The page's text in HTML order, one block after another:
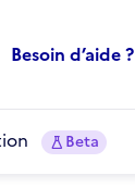
Besoin d’aide ?
Beta